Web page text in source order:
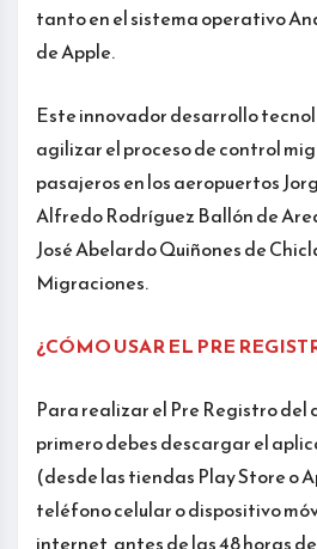
tanto en el sistema operativo
de Apple.
Este innovador desarrollo
agilizar el proceso de control
pasajeros en los aeropuertos
Alfredo Rodríguez Ballón de
José Abelardo Quiñones de
Migraciones.
¿CÓMO USAR EL PRE
Para realizar el Pre Registro
primero debes descargar el
(desde las tiendas Play Store o
teléfono celular o dispositivo
internet, antes de las 48 horas